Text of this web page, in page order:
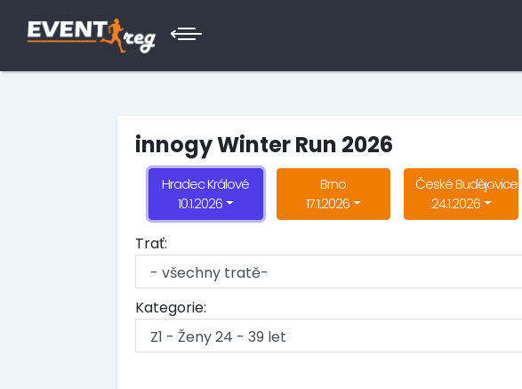
innogy Winter Run 2026
Hradec Králové
10.1.2026
Brno
17.1.2026
České Budějovice
24.1.2026
Trať:
Kategorie: